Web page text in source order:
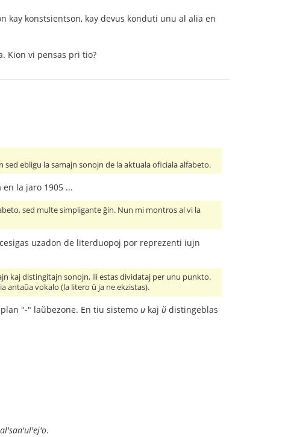
kay konstsientson, kay devus konduti unu al alia en
Kion vi pensas pri tio?
ebligu la samajn sonojn de la aktuala oficiala alfabeto.
la jaro 1905 ...
sed multe simpligante ĝin. Nun mi montros al vi la
uzadon de literduopoj por reprezenti iujn
kaj distingitajn sonojn, ili estas dividataj per unu punkto.
antaŭa vokalo (la litero ŭ ja ne ekzistas).
"-" laŭbezone. En tiu sistemo u kaj ŭ distingeblas
.